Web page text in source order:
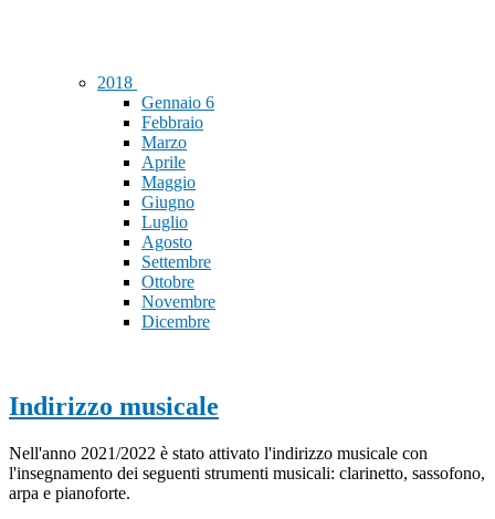
2018
Gennaio 6
Febbraio
Marzo
Aprile
Maggio
Giugno
Luglio
Agosto
Settembre
Ottobre
Novembre
Dicembre
Indirizzo musicale
Nell'anno 2021/2022 è stato attivato l'indirizzo musicale con
l'insegnamento dei seguenti strumenti musicali: clarinetto, sassofono,
arpa e pianoforte.